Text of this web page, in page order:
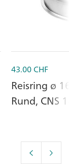
43.00CHF
Reisring ø
Rund, CNS